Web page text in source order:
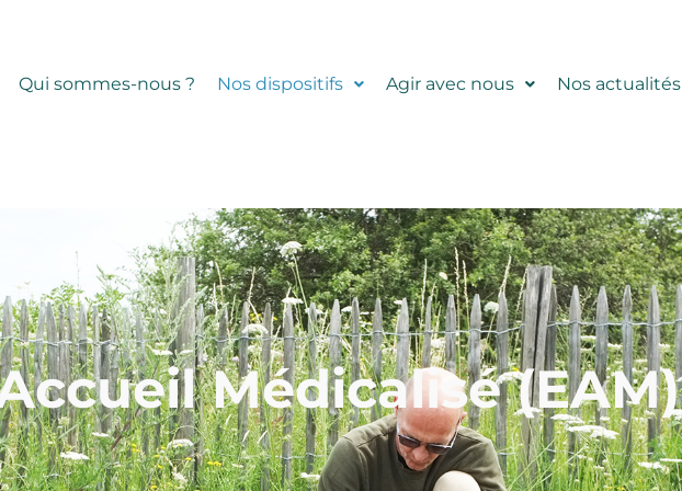
Qui sommes-nous ?
Nos dispositifs Agir avec nous Nos actualités
Médicalisé (EAM)